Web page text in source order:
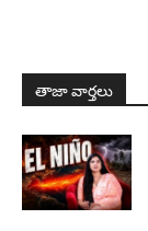
తాజా వార్తలు